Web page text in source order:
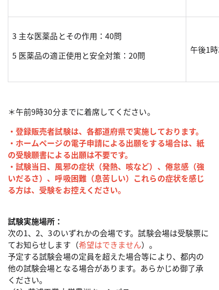
3 主な医薬品とその作用：40問
5 医薬品の適正使用と安全対策：20問
午後1
＊午前9時30分までに着席してください。
・登録販売者試験は、各都道府県で実施しております。
・ホームページの電子申請による出願をする場合は、紙
の受験願書による出願は不要です。
・試験当日、風邪の症状（発熱、咳など）、倦怠感（強
いだるさ）、呼吸困難（息苦しい）これらの症状を感じ
る方は、受験をお控えください。
試験実施場所：
次の1、2、3のいずれかの会場です。試験会場は受験票に
てお知らせします（希望はできません）。
予定する試験会場の定員を超えた場合等により、都内の
他の試験会場となる場合があります。あらかじめ御了承
ください。